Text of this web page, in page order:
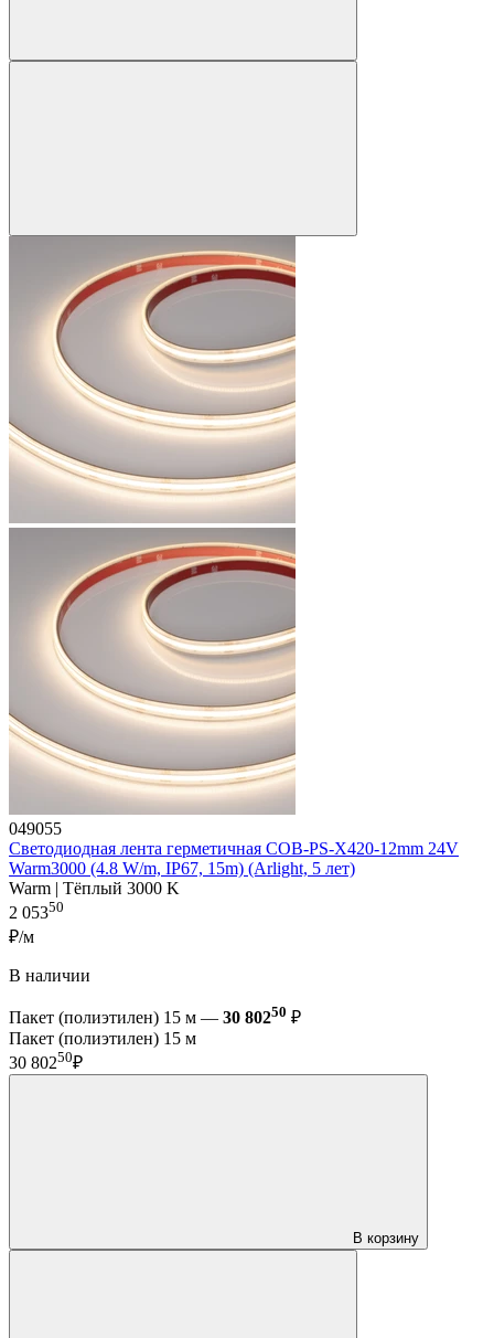
049055
Светодиодная лента герметичная COB-PS-X420-12mm 24V
Warm3000 (4.8 W/m, IP67, 15m) (Arlight, 5 лет)
Warm | Тёплый 3000 K
2 05350
₽/м
В наличии
Пакет (полиэтилен) 15 м — 30 80250 ₽
Пакет (полиэтилен) 15 м
30 80250₽
В корзину